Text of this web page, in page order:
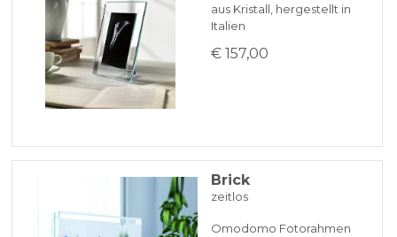
aus Kristall, hergestellt in
Italien
€ 157,00
Brick
zeitlos
Omodomo Fotorahmen